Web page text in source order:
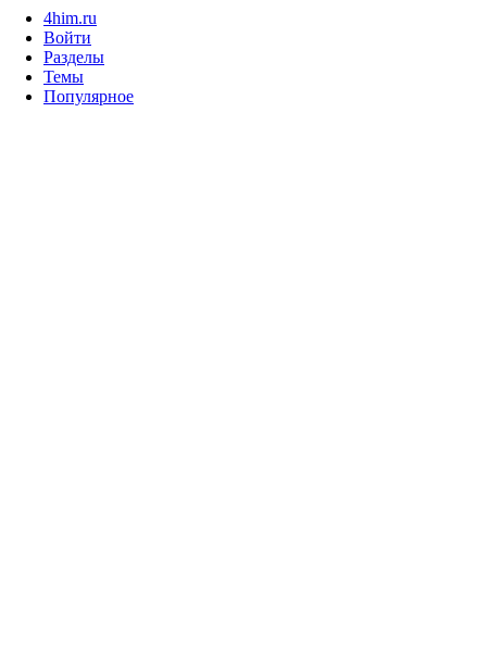
4him.ru
Войти
Разделы
Темы
Популярное